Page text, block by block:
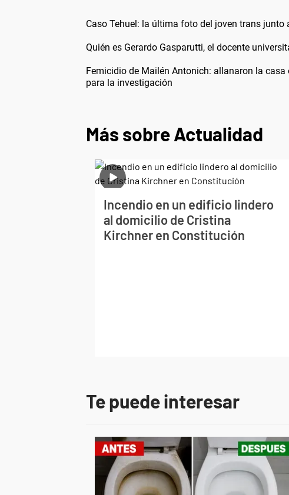
Caso Tehuel: la última foto del joven trans junto
Quién es Gerardo Gasparutti, el docente
Femicidio de Mailén Antonich: allanaron la
para la investigación
Más sobre Actualidad
Incendio en un edificio lindero
al domicilio de Cristina
Kirchner en Constitución
Te puede interesar